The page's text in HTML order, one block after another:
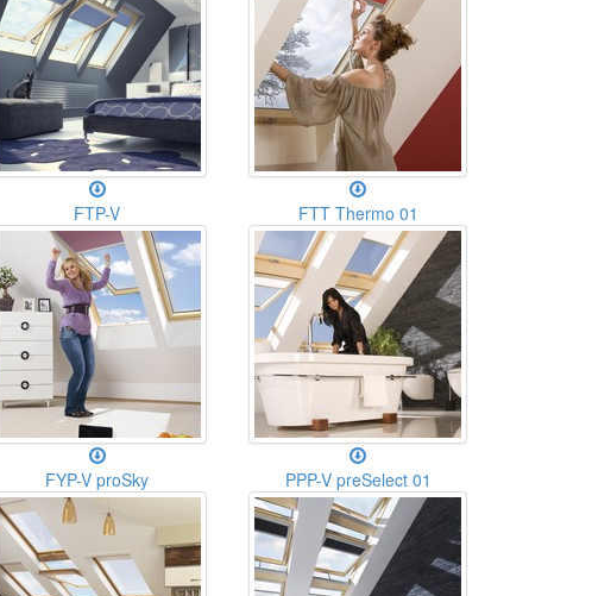
FTP-V FTT Thermo 01
FYP-V proSky PPP-V preSelect 01